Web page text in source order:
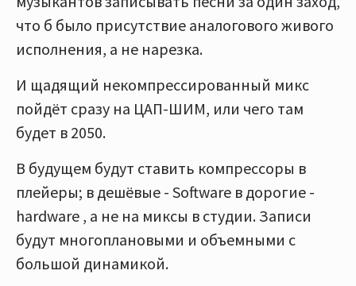
что б было присутствие аналогового живого
исполнения, а не нарезка.
И щадящий некомпрессированный микс
пойдёт сразу на ЦАП-ШИМ, или чего там
будет в 2050.
В будущем будут ставить компрессоры в
плейеры; в дешёвые - Software в дорогие -
hardware , а не на миксы в студии. Записи
будут многоплановыми и объемными с
большой динамикой.